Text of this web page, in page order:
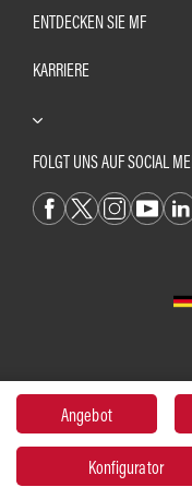
Angebot
Konfigurator
ENTDECKEN SIE MF
KARRIERE
FOLGT UNS AUF SOCIAL
©
Datenschutzerklärung